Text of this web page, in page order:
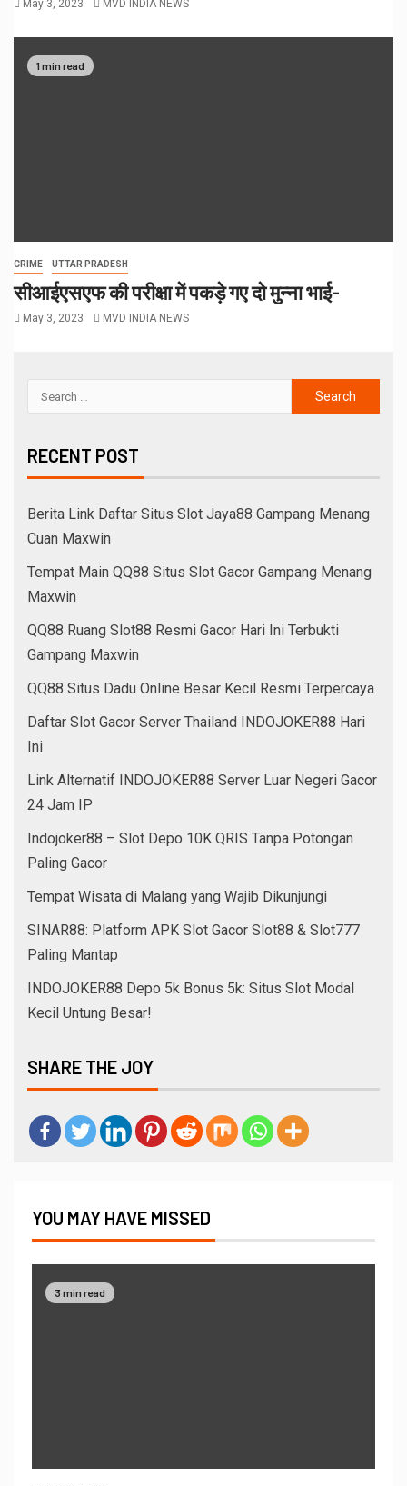
May 3, 2023 MVD INDIA NEWS
1 min read
CRIME UTTAR PRADESH
सीआईएसएफ की परीक्षा में पकड़े गए दो मुन्ना भाई-
May 3, 2023 MVD INDIA NEWS
RECENT POST
Berita Link Daftar Situs Slot Jaya88 Gampang Menang
Cuan Maxwin
Tempat Main QQ88 Situs Slot Gacor Gampang Menang
Maxwin
QQ88 Ruang Slot88 Resmi Gacor Hari Ini Terbukti
Gampang Maxwin
QQ88 Situs Dadu Online Besar Kecil Resmi Terpercaya
Daftar Slot Gacor Server Thailand INDOJOKER88 Hari
Ini
Link Alternatif INDOJOKER88 Server Luar Negeri Gacor
24 Jam IP
Indojoker88 – Slot Depo 10K QRIS Tanpa Potongan
Paling Gacor
Tempat Wisata di Malang yang Wajib Dikunjungi
SINAR88: Platform APK Slot Gacor Slot88 & Slot777
Paling Mantap
INDOJOKER88 Depo 5k Bonus 5k: Situs Slot Modal
Kecil Untung Besar!
SHARE THE JOY
YOU MAY HAVE MISSED
3 min read